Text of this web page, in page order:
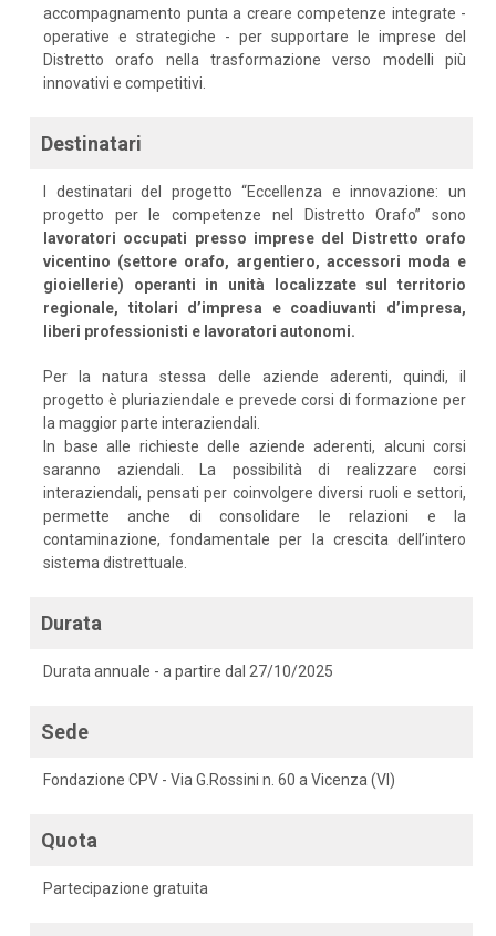
accompagnamento punta a creare competenze integrate -
operative e strategiche - per supportare le imprese del
Distretto orafo nella trasformazione verso modelli più
innovativi e competitivi.
Destinatari
I destinatari del progetto “Eccellenza e innovazione: un
progetto per le competenze nel Distretto Orafo” sono
lavoratori occupati presso imprese del Distretto orafo
vicentino (settore orafo, argentiero, accessori moda e
gioiellerie) operanti in unità localizzate sul territorio
regionale, titolari d’impresa e coadiuvanti d’impresa,
liberi professionisti e lavoratori autonomi.
Per la natura stessa delle aziende aderenti, quindi, il
progetto è pluriaziendale e prevede corsi di formazione per
la maggior parte interaziendali.
In base alle richieste delle aziende aderenti, alcuni corsi
saranno aziendali. La possibilità di realizzare corsi
interaziendali, pensati per coinvolgere diversi ruoli e settori,
permette anche di consolidare le relazioni e la
contaminazione, fondamentale per la crescita dell’intero
sistema distrettuale.
Durata
Durata annuale - a partire dal 27/10/2025
Sede
Fondazione CPV - Via G.Rossini n. 60 a Vicenza (VI)
Quota
Partecipazione gratuita